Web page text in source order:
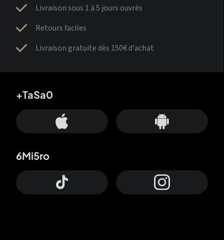
Livraison sous 1 à 5 jours ouvrés
Retours faciles
Livraison gratuite dès 150€ d'achat
+TaSa0
6Mi5ro